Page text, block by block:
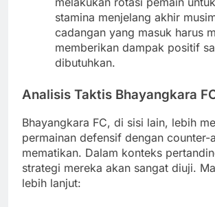
stamina menjelang akhir
cadangan yang masuk harus
memberikan dampak positif
dibutuhkan.
Analisis Taktis Bhayangkara
Bhayangkara FC, di sisi lain, lebih
permainan defensif dengan counter-
mematikan. Dalam konteks
strategi mereka akan sangat diuji.
lebih lanjut: